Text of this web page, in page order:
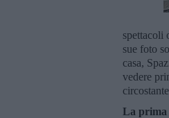
spettacoli
sue foto
casa,
vedere
La prima